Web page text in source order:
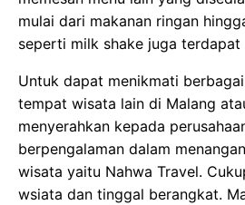
mulai dari makanan ringan
seperti milk shake juga terdapat
Untuk dapat menikmati
tempat wisata lain di Malang
menyerahkan kepada
berpengalaman dalam
wisata yaitu Nahwa Travel.
wsiata dan tinggal berangkat.